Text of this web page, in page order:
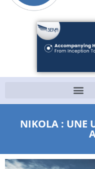
NIKOLA : UNE